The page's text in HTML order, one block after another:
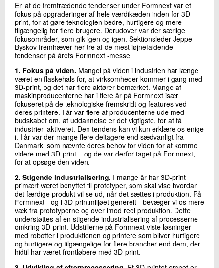
Send
En af de fremtrædende tendenser under Formnext var et
fokus på opgraderinger af hele værdikæden inden for 3D-
print, for at gøre teknologien bedre, hurtigere og mere
tilgængelig for flere brugere. Derudover var der særlige
fokusområder, som gik igen og igen. Sektionsleder Jeppe
Byskov fremhæver her tre af de mest iøjnefaldende
tendenser på årets Formnext -messe.
1. Fokus på viden. Mangel på viden i industrien har længe
været en flaskehals for, at virksomheder kommer i gang med
3D-print, og det har flere aktører bemærket. Mange af
maskinproducenterne har i flere år på Formnext især
fokuseret på de teknologiske fremskridt og features ved
deres printere. I år var flere af producenterne ude med
budskabet om, at uddannelse er det vigtigste, for at få
industrien aktiveret. Den tendens kan vi kun erklære os enige
i. I år var der mange flere deltagere end sædvanligt fra
Danmark, som nævnte deres behov for viden for at komme
videre med 3D-print – og de var derfor taget på Formnext,
for at opsøge den viden.
2. Stigende industrialisering. I mange år har 3D-print
primært været benyttet til prototyper, som skal vise hvordan
det færdige produkt vil se ud, når det sættes i produktion. På
Formnext - og i 3D-printmiljøet generelt - bevæger vi os mere
væk fra prototyperne og over imod reel produktion. Dette
understøttes af en stigende industrialisering af processerne
omkring 3D-print. Udstillerne på Formnext viste løsninger
med robotter i produktionen og printere som bliver hurtigere
og hurtigere og tilgængelige for flere brancher end dem, der
hidtil har været frontløbere med 3D-print.